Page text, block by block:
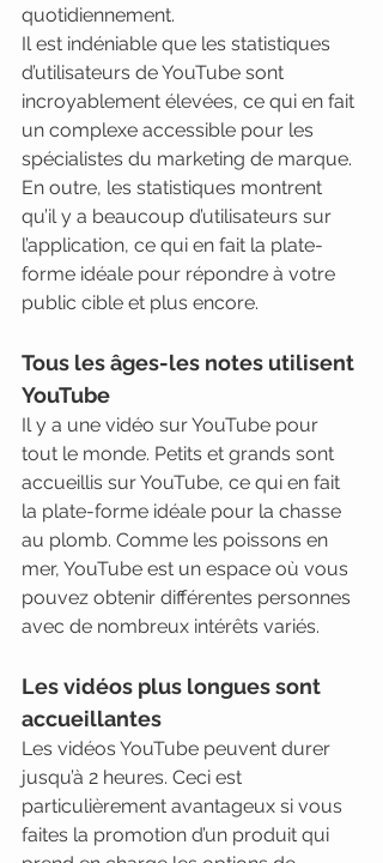
quotidiennement.
Il est indéniable que les statistiques
d’utilisateurs de YouTube sont
incroyablement élevées, ce qui en fait
un complexe accessible pour les
spécialistes du marketing de marque.
En outre, les statistiques montrent
qu’il y a beaucoup d’utilisateurs sur
l’application, ce qui en fait la plate-
forme idéale pour répondre à votre
public cible et plus encore.
Tous les âges-les notes utilisent
YouTube
Il y a une vidéo sur YouTube pour
tout le monde. Petits et grands sont
accueillis sur YouTube, ce qui en fait
la plate-forme idéale pour la chasse
au plomb. Comme les poissons en
mer, YouTube est un espace où vous
pouvez obtenir différentes personnes
avec de nombreux intérêts variés.
Les vidéos plus longues sont
accueillantes
Les vidéos YouTube peuvent durer
jusqu’à 2 heures. Ceci est
particulièrement avantageux si vous
faites la promotion d’un produit qui